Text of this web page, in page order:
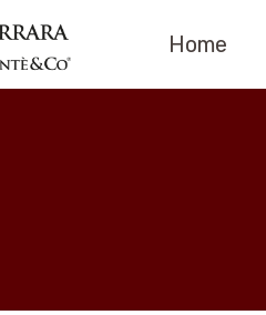
Home